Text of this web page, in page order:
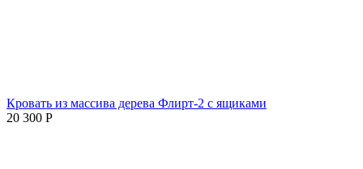
Кровать из массива дерева Флирт-2 с ящиками
20 300 Р